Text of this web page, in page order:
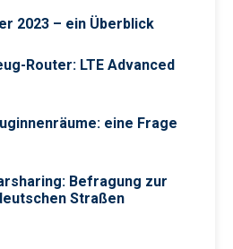
2023 – ein Überblick
Router: LTE Advanced
eine Frage
Befragung zur
Straßen